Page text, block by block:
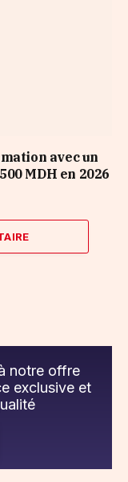
avec un
MDH en 2026
notre offre
exclusive et